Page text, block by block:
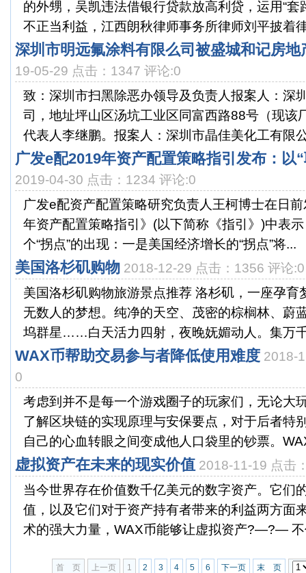
的外甥，吴凯违法借银行贷款放高利贷，运用“套
不正当利益，江西朗秋律师事务所律师刘平披着
深圳市明远氟涂料有限么司被盛城和记房
19-05-29 点击：1347 评论:0
致：深圳市扫黑除恶办领导及负责人报案人：深
司，地址坪山区汤坑工业区同富西路88号（现该
代表人李继鹏。报案人：深圳市晶佳美化工有限
广发e配2019年资产配置策略指引发布：以
2019-04-30 点击：1234 评论:0
广发e配资产配置策略研究负责人王柯博士在日
年资产配置策略指引》(以下简称《指引》)中表
个“拐点”的出现：一是美国经济增长的“拐点”将...
美国洛杉矶购物 2018-12-29 点击：1356 评论:0
美国洛杉矶购物旅游景点推荐 洛杉矶，一座孕育
无数人的梦想。纯净的天空、茂密的棕榈林、蔚
坞群星……白天活力四射，夜晚妩媚动人。集万
WAX币帮助交易参与者降低使用难度 2018-
0
考虑到并不是每一个游戏圈子的玩家们，无论大
了解区块链的实现原理与安保要点，对于后者特
自己的心血转眼之间变成他人口袋里的钞票。
虚拟资产在未来的现实价值 2018-11-19 点击
当今世界存在价值数千亿美元的数字资产。它们
值，以及它们对于资产持有者带来的利益两方面
术的强大力量，WAX币能够让虚拟资产?—?— 不
首 页 上一页 1 2 3 4 5 6 下一页 末 页